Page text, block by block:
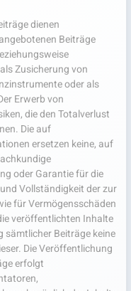
dienen
Beiträge
Zusicherung von
oder als
Erwerb von
die den Totalverlust
Die auf
ersetzen keine, auf
oder Garantie für die
Vollständigkeit der zur
für Vermögensschäden
veröffentlichten Inhalte
sämtlicher Beiträge keine
Die Veröffentlichung
erfolgt